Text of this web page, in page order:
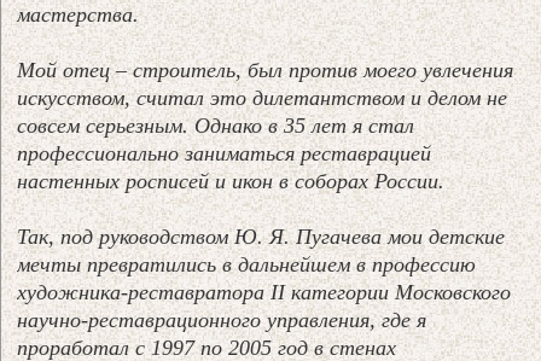
мастерства.
Мой отец – строитель, был против моего увлечения
искусством, считал это дилетантством и делом не
совсем серьезным. Однако в 35 лет я стал
профессионально заниматься реставрацией
настенных росписей и икон в соборах России.
Так, под руководством Ю. Я. Пугачева мои детские
мечты превратились в дальнейшем в профессию
художника-реставратора II категории Московского
научно-реставрационного управления, где я
проработал с 1997 по 2005 год в стенах